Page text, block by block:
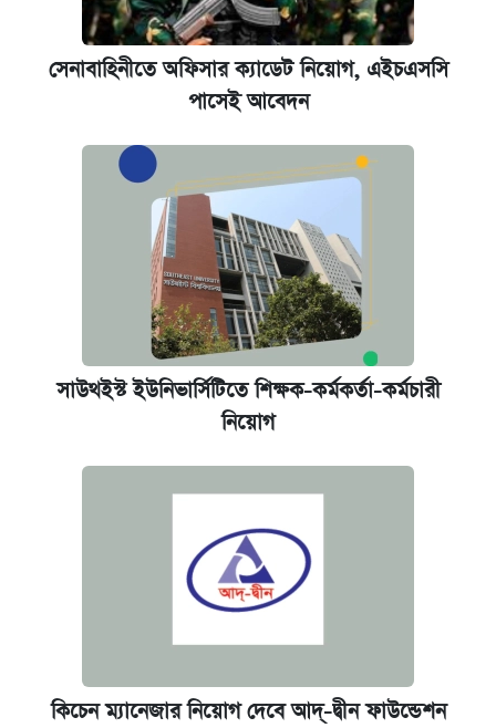
সেনাবাহিনীতে অফিসার ক্যাডেট নিয়োগ, এইচএসসি
পাসেই আবেদন
সাউথইস্ট ইউনিভার্সিটিতে শিক্ষক-কর্মকর্তা-কর্মচারী
নিয়োগ
কিচেন ম্যানেজার নিয়োগ দেবে আদ্-দ্বীন ফাউন্ডেশন